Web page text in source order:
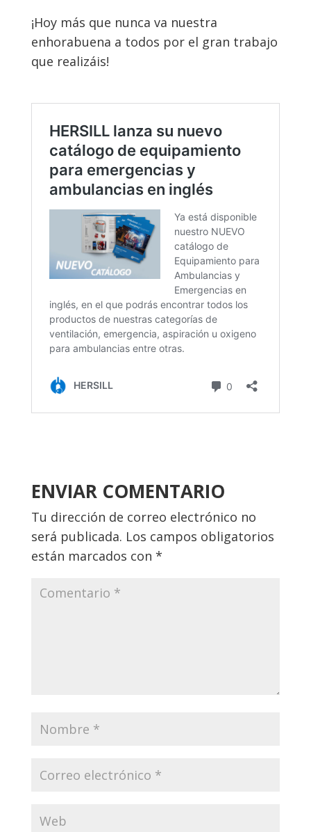
¡Hoy más que nunca va nuestra
enhorabuena a todos por el gran trabajo
que realizáis!
ENVIAR COMENTARIO
Tu dirección de correo electrónico no
será publicada. Los campos obligatorios
están marcados con *